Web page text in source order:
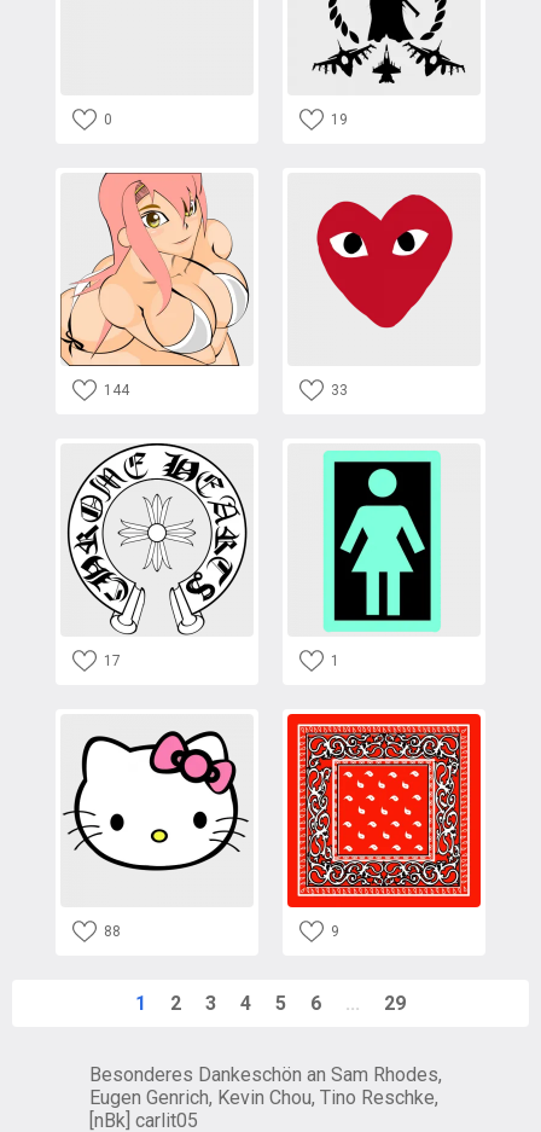
0 19
144 33
17 1
88 9
1 2 3 4 5 6 ... 29
Besonderes Dankeschön an Sam Rhodes,
Eugen Genrich, Kevin Chou, Tino Reschke,
[nBk] carlit05